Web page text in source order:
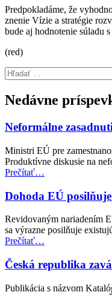
Predpokladáme, že
znenie Vízie a stratégie
bude aj hodnotenie súladu
(red)
Preskočiť
späť
na
hlavnú
Hľadať:
Nedávne
Neformálne
Ministri EÚ pre
Produktívne diskusie na
Prečítať“Neformálne
ministrov
pre
zamestnanosť
a
sociálne
veci
(EPSCO)”
…
Dohoda EÚ
Revidovaným nariadením
sa výrazne posilňuje
Prečítať“Dohoda
posilňuje
práva
cestujúcich
…
Česká republika
Publikácia s názvom